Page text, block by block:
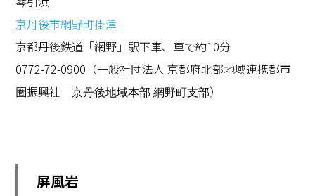
京丹後市網野町掛津
京都丹後鉄道「網野」駅下車、車で約10分
0772-72-0900（一般社団法人 京都府北部地域連携都市
圏振興社
京丹後地域本部 網野町支部）
屏風岩